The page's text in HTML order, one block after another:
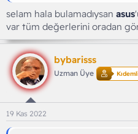
selam hala bulamadıysan asus
var tüm değerlerini oradan
bybarisss
Uzman Üye
19 Kas 2022